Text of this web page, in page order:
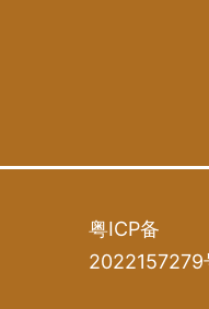
粤ICP备
2022157279